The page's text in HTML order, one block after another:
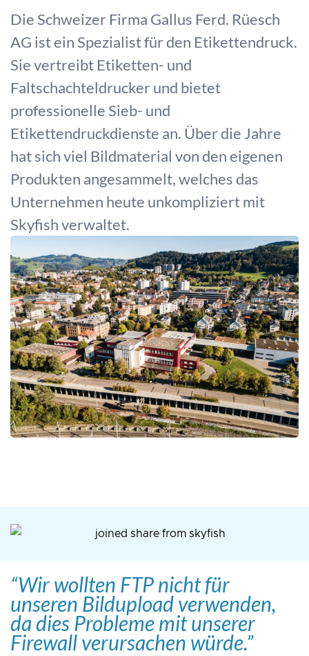
Die Schweizer Firma Gallus Ferd. Rüesch
AG ist ein Spezialist für den Etikettendruck.
Sie vertreibt Etiketten- und
Faltschachteldrucker und bietet
professionelle Sieb- und
Etikettendruckdienste an. Über die Jahre
hat sich viel Bildmaterial von den eigenen
Produkten angesammelt, welches das
Unternehmen heute unkompliziert mit
Skyfish verwaltet.
“Wir wollten FTP nicht für
unseren Bildupload verwenden,
da dies Probleme mit unserer
Firewall verursachen würde.”